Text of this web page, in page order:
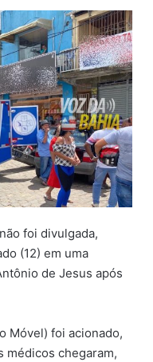
foi divulgada,
(12) em uma
de Jesus após
Móvel) foi acionado,
médicos chegaram,